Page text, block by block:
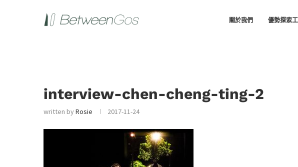
關於我們 優勢探索
interview-chen-cheng-ting-2
written byRosie 2017-11-24